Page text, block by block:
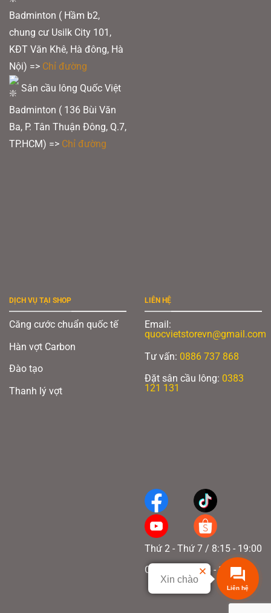
Badminton ( Hầm b2,
chung cư Usilk City 101,
KĐT Văn Khê, Hà đông, Hà
Nội) => Chỉ đường
Sân cầu lông Quốc Việt
Badminton ( 136 Bùi Văn
Ba, P. Tân Thuận Đông, Q.7,
TP.HCM) => Chỉ đường
DỊCH VỤ TẠI SHOP
Căng cước chuẩn quốc tế
Hàn vợt Carbon
Đào tạo
Thanh lý vợt
LIÊN HỆ
Email:
quocvietstorevn@gmail.com
Tư vấn: 0886 737 868
Đặt sân cầu lông: 0383
121 131
Thứ 2 - Thứ 7 / 8:15 - 19:00
Chủ nhật / 8:15 - 17:00
Liên hệ
Xin chào